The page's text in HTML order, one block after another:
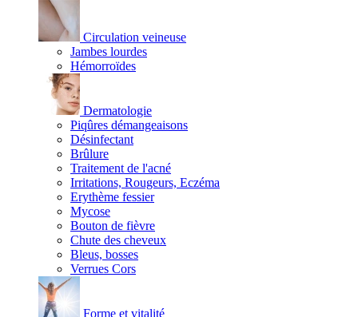
Circulation veineuse
Jambes lourdes
Hémorroïdes
Dermatologie
Piqûres démangeaisons
Désinfectant
Brûlure
Traitement de l'acné
Irritations, Rougeurs, Eczéma
Erythème fessier
Mycose
Bouton de fièvre
Chute des cheveux
Bleus, bosses
Verrues Cors
Forme et vitalité